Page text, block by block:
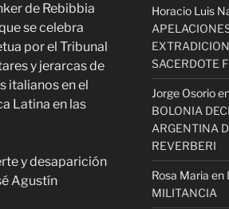
de Rebibbia
se celebra
porel Tribunal
y jerarcas de
italianos en el
Latina en las
y desaparición
Agustín
Horacio Luis
SACERDOTE
Jorge Osorio
BOLONIA
ARGENTINA
REVERBERI
Rosa Maria en
MILITANCIA